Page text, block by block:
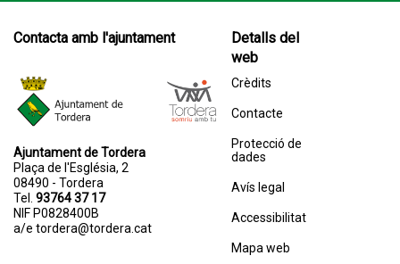
Contacta amb l'ajuntament
Ajuntament de Tordera
Plaça de l'Església, 2
08490 - Tordera
Tel. 93764 37 17
NIF P0828400B
a/e tordera@tordera.cat
Detalls del
web
Crèdits
Contacte
Protecció de
dades
Avís legal
Accessibilitat
Mapa web